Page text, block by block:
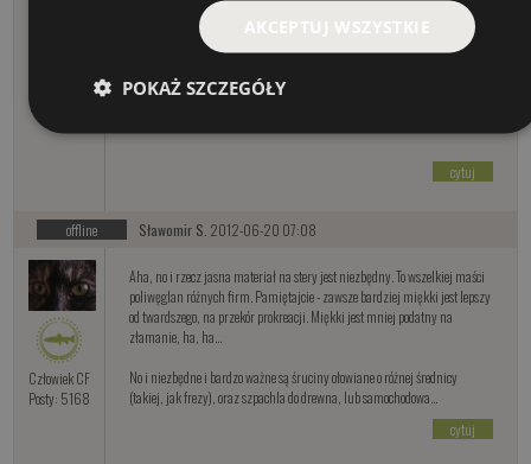
używając czarnego, srebrnego i białego perłowego, itd., itp.
Hmm, co tu jeszcze z materiałów… Wykałaczki, przeróżne gąbki, kolorowe
folie, tkaniny, pończoszki, ha, ha, siatki na muchy, ściereczki… Jak sobie
coś jeszcze przypomnę, to dopiszę… Teraz lecę nad Czerwoną Wodę z
cytuj
offline Sławomir S. 2012-06-20 07:08
Człowiek CF
Posty: 5168
Aha, no i rzecz jasna materiał na stery jest niezbędny. To wszelkiej maści
poliwęglan różnych firm. Pamiętajcie - zawsze bardziej miękki jest lepszy
od twardszego, na przekór prokreacji. Miękki jest mniej podatny na
złamanie, ha, ha...
No i niezbędne i bardzo ważne są śruciny ołowiane o różnej średnicy
(takiej, jak frezy), oraz szpachla do drewna, lub samochodowa...
cytuj
AKCEPTUJ WSZYSTKIE
POKAŻ SZCZEGÓŁY